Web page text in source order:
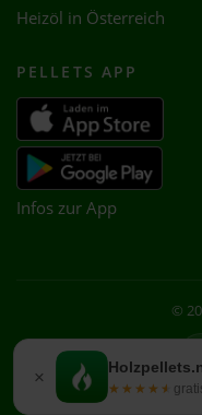
×
★★★★★
★★★★★
Heizöl in Österreich
PELLETS APP
Infos zur App
©